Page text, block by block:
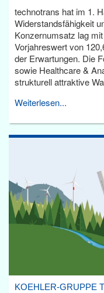
technotrans hat im 1.
Widerstandsfähigkeit
Konzernumsatz lag
Vorjahreswert von
der Erwartungen. Die
sowie Healthcare &
strukturell attraktive
Weiterlesen...
KOEHLER-GRUPPE